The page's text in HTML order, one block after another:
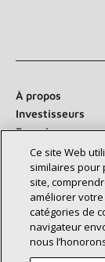
À propos
Investisseurs
Fournisseurs
Salle de presse
Communiquez
Ce site Web
similaires pour
site,
améliorer
catégories de
navigateur
nous